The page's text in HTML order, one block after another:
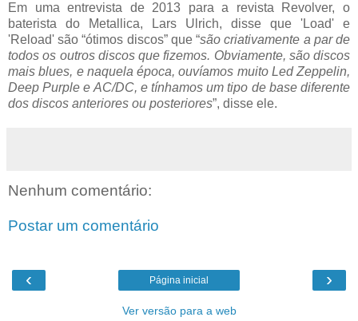
Em uma entrevista de 2013 para a revista Revolver, o
baterista do Metallica, Lars Ulrich, disse que 'Load' e
'Reload' são “ótimos discos” que “são criativamente a par de
todos os outros discos que fizemos. Obviamente, são discos
mais blues, e naquela época, ouvíamos muito Led Zeppelin,
Deep Purple e AC/DC, e tínhamos um tipo de base diferente
dos discos anteriores ou posteriores”, disse ele.
Nenhum comentário:
Postar um comentário
‹ ›
Página inicial
Ver versão para a web